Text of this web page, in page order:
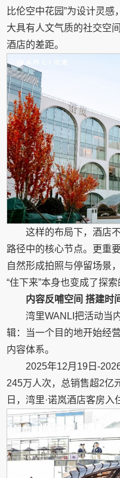
比伦空中花园”为设计灵
大具有人文气质的社交空
酒店的差距。
这样的布局下，酒店
路径中的核心节点。更重
自然形成拍照与停留场景
“住下来”本身也变成了探索
内容反哺空间搭建时
湾里WANLI把活动当
辑：当一个目的地开始经
内容体系。
2025年12月19日-
245万人次，总销售超2亿
日，湾里·诺岚酒店客房入